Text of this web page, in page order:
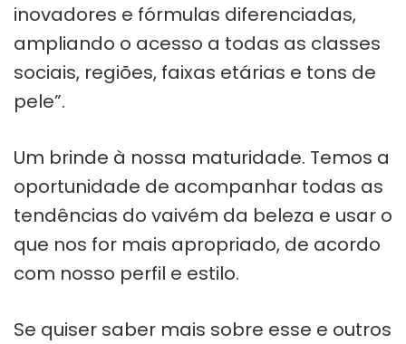
inovadores e fórmulas diferenciadas,
ampliando o acesso a todas as classes
sociais, regiões, faixas etárias e tons de
pele”.
Um brinde à nossa maturidade. Temos a
oportunidade de acompanhar todas as
tendências do vaivém da beleza e usar o
que nos for mais apropriado, de acordo
com nosso perfil e estilo.
Se quiser saber mais sobre esse e outros